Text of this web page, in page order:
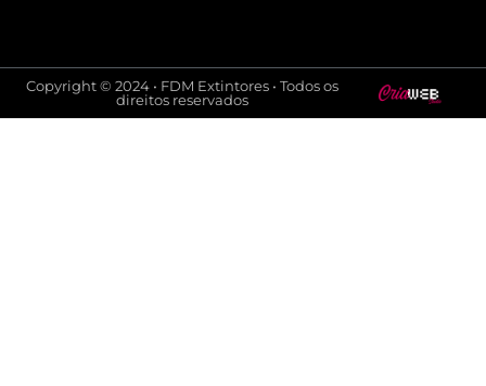
Copyright © 2024 • FDM Extintores • Todos os
direitos reservados